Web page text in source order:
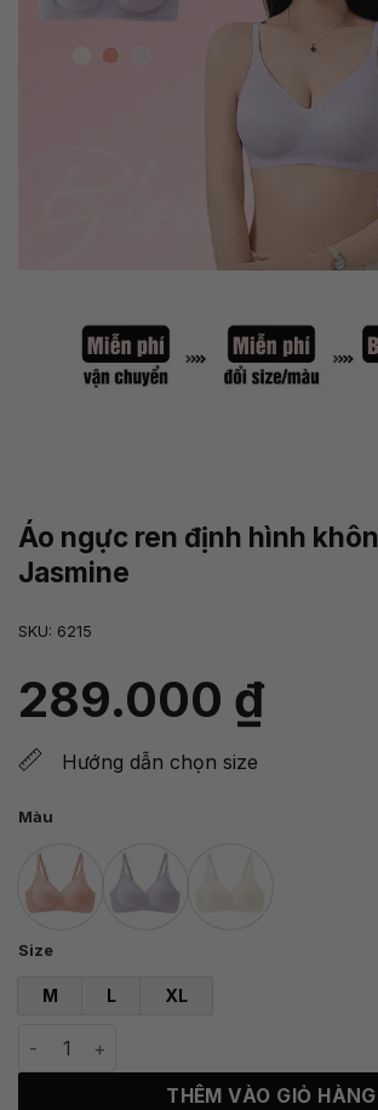
Áo ngực ren định hình
Jasmine
SKU: 6215
289.000 ₫
Hướng dẫn chọn size
Màu
Size
M L XL
Áo ngực ren định hình không gọng
THÊM VÀO GIỎ HÀNG